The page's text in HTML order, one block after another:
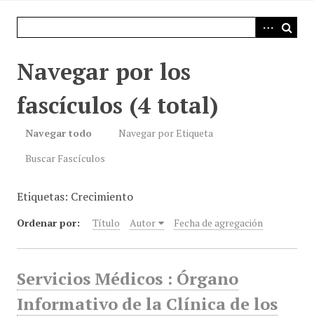
Navegar por los
fascículos (4 total)
Navegar todo
Navegar por Etiqueta
Buscar Fascículos
Etiquetas: Crecimiento
Ordenar por: Título Autor Fecha de agregación
Servicios Médicos : Órgano
Informativo de la Clínica de los